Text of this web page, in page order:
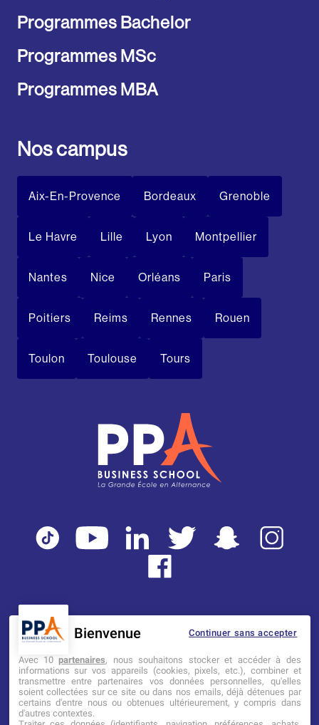
Programmes Bachelor
Programmes MSc
Programmes MBA
Nos campus
Aix-En-Provence Bordeaux Grenoble
Le Havre Lille Lyon Montpellier
Nantes Nice Orléans Paris
Poitiers Reims Rennes Rouen
Toulon Toulouse Tours
Mentions légales Tarifs CGI
Établissement d’Enseignement
Supérieur Technique Privé
Continuer sans accepter
Bienvenue
Avec 10partenaires, nous souhaitons stocker et accéder à des
informations sur vos appareils (cookies, pixels, etc.), combiner et
transmettre entre partenaires vos données personnelles, qu'elles
soient collectées sur ce site ou dans nos emails, déjà détenues par
certains d'entre nous ou obtenues ultérieurement, y compris dans
d'autres contextes.